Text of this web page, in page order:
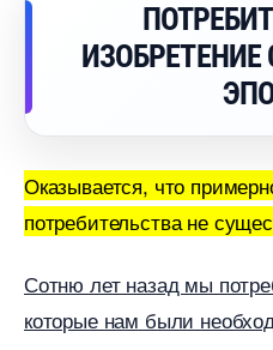
Оказывается, что
потребительства не
Сотню лет назад мы
которые нам были